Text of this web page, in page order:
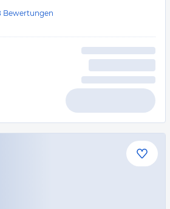
Bewertungen